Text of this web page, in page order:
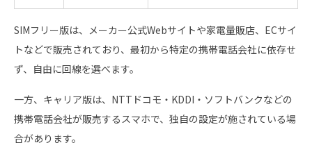
SIMフリー版は、メーカー公式Webサイトや家電量販店、ECサイ
トなどで販売されており、最初から特定の携帯電話会社に依存せ
ず、自由に回線を選べます。
一方、キャリア版は、NTTドコモ・KDDI・ソフトバンクなどの
携帯電話会社が販売するスマホで、独自の設定が施されている場
合があります。